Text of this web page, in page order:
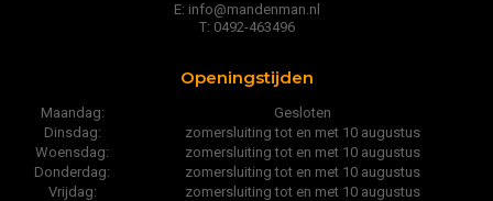
E: info@mandenman.nl
T: 0492-463496
Openingstijden
Maandag:
Gesloten
Dinsdag:
zomersluiting tot en met 10 augustus
Woensdag:
zomersluiting tot en met 10 augustus
Donderdag:
zomersluiting tot en met 10 augustus
Vrijdag:
zomersluiting tot en met 10 augustus